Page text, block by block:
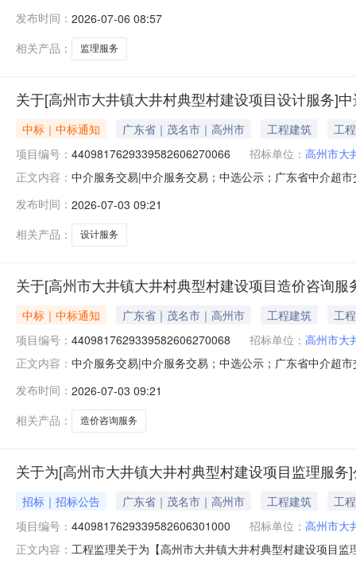
额按照工程监理计费标准下浮，最终以财政审核为准。
限公司
发布时间： 2026-07-06 08:57
相关产品：
监理服务
关于[高州市大井镇大井村典型村建设项目设计服务]
中标｜中标通知 广东省｜茂名市｜高州市 工程建筑
工程
项目编号： 4409817629339582606270066 招标单位： 高州市大
正文内容： 中介服务交易|中介服务交易；中选公示；广东省中介超
额以财审审定设计费结合中标下浮率进行计算选取中介
构联系
发布时间： 2026-07-03 09:21
相关产品：
设计服务
关于[高州市大井镇大井村典型村建设项目造价咨询服
中标｜中标通知 广东省｜茂名市｜高州市 工程建筑
工程
项目编号： 4409817629339582606270068 招标单位： 高州市大
正文内容： 中介服务交易|中介服务交易；中选公示；广东省中介超
终服务金额以双方合同为准选取中介机构方式：方案择
省铜仁
发布时间： 2026-07-03 09:21
相关产品：
造价咨询服务
关于为[高州市大井镇大井村典型村建设项目监理服
招标｜招标公告 广东省｜茂名市｜高州市 工程建筑
工程
项目编号： 4409817629339582606301000 招标单位： 高州市大
正文内容： 工程监理关于为【高州市大井镇大井村典型村建设项目